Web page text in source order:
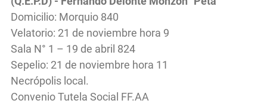
Domicilio: Morquio 840
Velatorio: 21 de noviembre hora 9
Sala N° 1 – 19 de abril 824
Sepelio: 21 de noviembre hora 11
Necrópolis local.
Convenio Tutela Social FF.AA